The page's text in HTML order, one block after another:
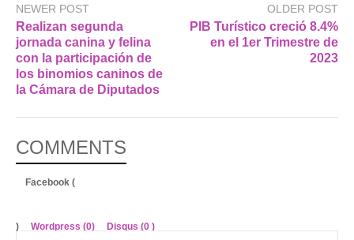
NEWER POST
Realizan segunda
jornada canina y felina
con la participación de
los binomios caninos de
la Cámara de Diputados
OLDER POST
PIB Turístico creció 8.4%
en el 1er Trimestre de
2023
COMMENTS
Facebook (
) Wordpress (0) Disqus (0 )